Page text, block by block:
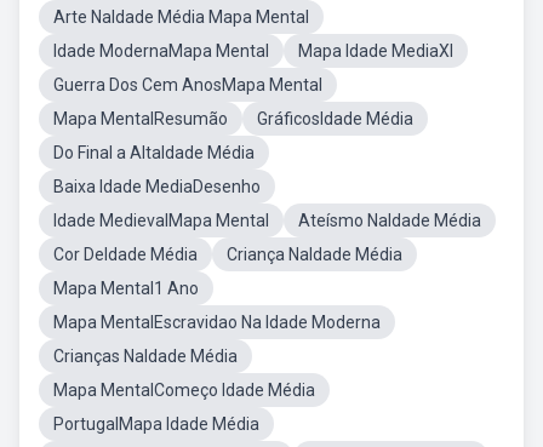
Arte NaIdade Média Mapa Mental
Idade ModernaMapa Mental
Mapa Idade MediaXI
Guerra Dos Cem AnosMapa Mental
Mapa MentalResumão
GráficosIdade Média
Do Final a AltaIdade Média
Baixa Idade MediaDesenho
Idade MedievalMapa Mental
Ateísmo NaIdade Média
Cor DeIdade Média
Criança NaIdade Média
Mapa Mental1 Ano
Mapa MentalEscravidao Na Idade Moderna
Crianças NaIdade Média
Mapa MentalComeço Idade Média
PortugalMapa Idade Média